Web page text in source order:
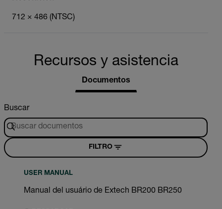
712 × 486 (NTSC)
Recursos y asistencia
Documentos
Buscar
FILTRO
USER MANUAL
Manual del usuário de Extech BR200 BR250